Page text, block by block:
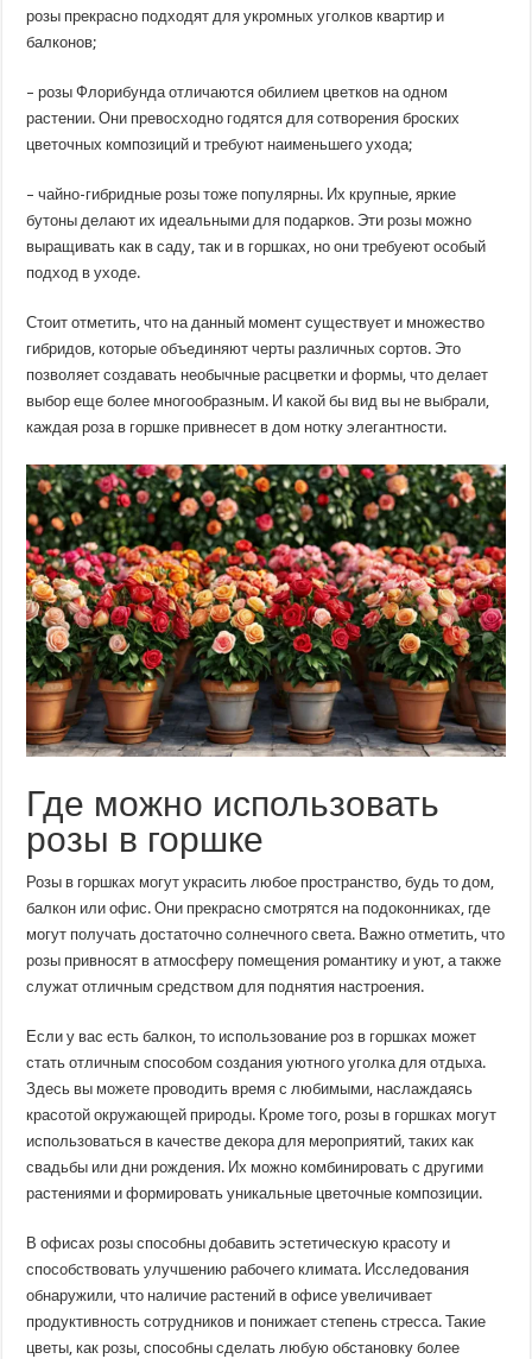
розы прекрасно подходят для укромных уголков квартир и
балконов;
– розы Флорибунда отличаются обилием цветков на одном
растении. Они превосходно годятся для сотворения броских
цветочных композиций и требуют наименьшего ухода;
– чайно-гибридные розы тоже популярны. Их крупные, яркие
бутоны делают их идеальными для подарков. Эти розы можно
выращивать как в саду, так и в горшках, но они требуеют особый
подход в уходе.
Стоит отметить, что на данный момент существует и множество
гибридов, которые объединяют черты различных сортов. Это
позволяет создавать необычные расцветки и формы, что делает
выбор еще более многообразным. И какой бы вид вы не выбрали,
каждая роза в горшке привнесет в дом нотку элегантности.
Где можно использовать
розы в горшке
Розы в горшках могут украсить любое пространство, будь то дом,
балкон или офис. Они прекрасно смотрятся на подоконниках, где
могут получать достаточно солнечного света. Важно отметить, что
розы привносят в атмосферу помещения романтику и уют, а также
служат отличным средством для поднятия настроения.
Если у вас есть балкон, то использование роз в горшках может
стать отличным способом создания уютного уголка для отдыха.
Здесь вы можете проводить время с любимыми, наслаждаясь
красотой окружающей природы. Кроме того, розы в горшках могут
использоваться в качестве декора для мероприятий, таких как
свадьбы или дни рождения. Их можно комбинировать с другими
растениями и формировать уникальные цветочные композиции.
В офисах розы способны добавить эстетическую красоту и
способствовать улучшению рабочего климата. Исследования
обнаружили, что наличие растений в офисе увеличивает
продуктивность сотрудников и понижает степень стресса. Такие
цветы, как розы, способны сделать любую обстановку более